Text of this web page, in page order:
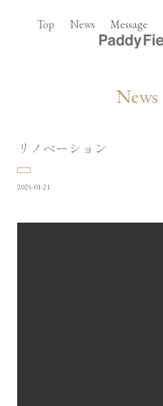
Top News Message
News
リノベーション
2025-01-21